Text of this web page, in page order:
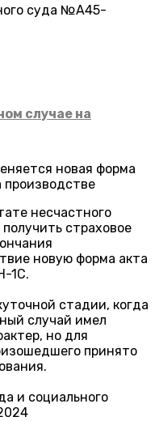
суда №А45-
случае на
новая форма
производстве
несчастного
страховое
новую форма акта
1С.
стадии, когда
случай имел
но для
принято
и социального